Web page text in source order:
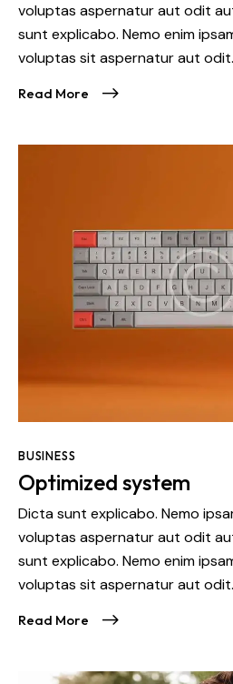
voluptas aspernatur aut odit
sunt explicabo. Nemo enim
voluptas sit aspernatur aut odit.
Read More
BUSINESS
Optimized system
Dicta sunt explicabo. Nemo
voluptas aspernatur aut odit
sunt explicabo. Nemo enim
voluptas sit aspernatur aut odit.
Read More